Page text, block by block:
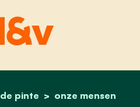
home
de pinte onze mensen
lieve van lancker